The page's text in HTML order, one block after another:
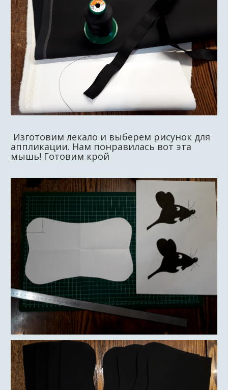
Изготовим лекало и выберем рисунок для
аппликации. Нам понравилась вот эта
мышь! Готовим крой